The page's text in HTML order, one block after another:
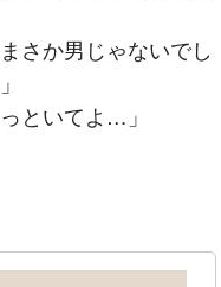
さか男じゃないでし
といてよ…」